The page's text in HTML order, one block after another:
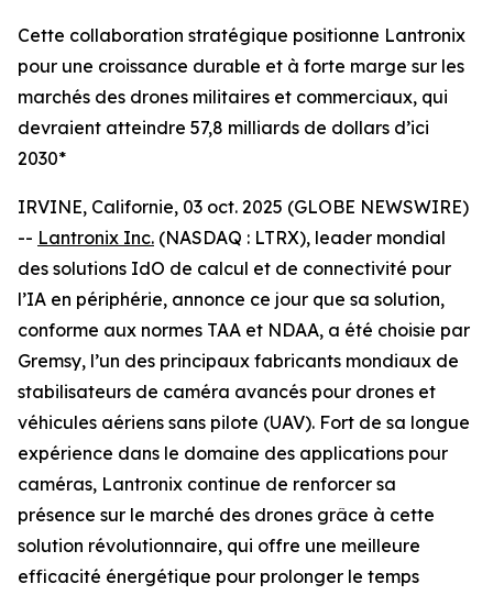
Cette collaboration stratégique positionne Lantronix
pour une croissance durable et à forte marge sur les
marchés des drones militaires et commerciaux, qui
devraient atteindre 57,8 milliards de dollars d’ici
2030*
IRVINE, Californie, 03 oct. 2025 (GLOBE NEWSWIRE)
-- Lantronix Inc. (NASDAQ : LTRX), leader mondial
des solutions IdO de calcul et de connectivité pour
l’IA en périphérie, annonce ce jour que sa solution,
conforme aux normes TAA et NDAA, a été choisie par
Gremsy, l’un des principaux fabricants mondiaux de
stabilisateurs de caméra avancés pour drones et
véhicules aériens sans pilote (UAV). Fort de sa longue
expérience dans le domaine des applications pour
caméras, Lantronix continue de renforcer sa
présence sur le marché des drones grâce à cette
solution révolutionnaire, qui offre une meilleure
efficacité énergétique pour prolonger le temps